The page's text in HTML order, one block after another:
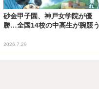
砂金甲子園、神戸女学院が優
勝…全国14校の中高生が腕競う
2026.7.29